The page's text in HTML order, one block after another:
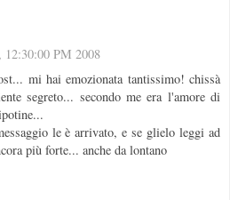
12:30:00 PM 2008
mi hai emozionata tantissimo! chissà
segreto... secondo me era l'amore di
le è arrivato, e se glielo leggi ad
più forte... anche da lontano